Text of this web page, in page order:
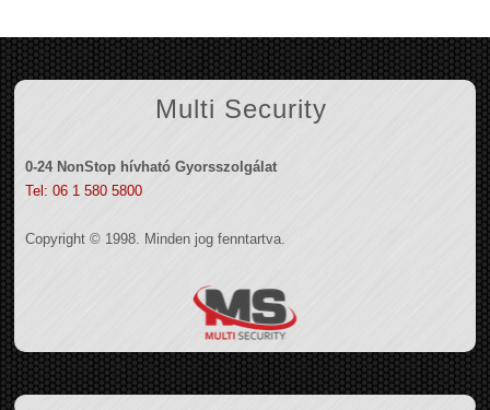
Multi Security
0-24 NonStop hívható Gyorsszolgálat
Tel: 06 1 580 5800
Copyright © 1998. Minden jog fenntartva.